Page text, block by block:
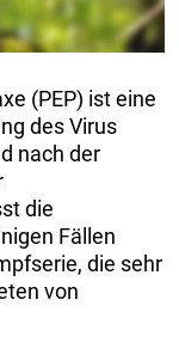
(PEP) ist eine
des Virus
nach der
die
Fällen
die sehr
von